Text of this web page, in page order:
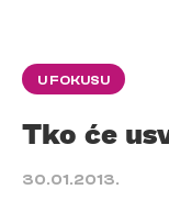
U FOKUSU
Tko će
30.01.2013.